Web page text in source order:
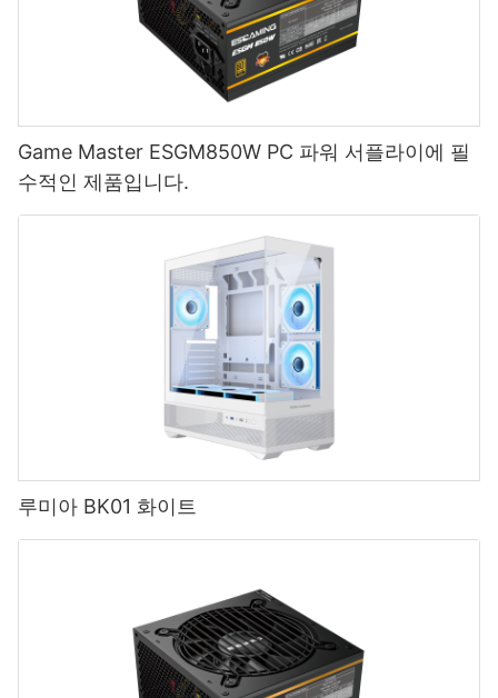
Game Master ESGM850W PC 파워 서플라이에 필
수적인 제품입니다.
루미아 BK01 화이트